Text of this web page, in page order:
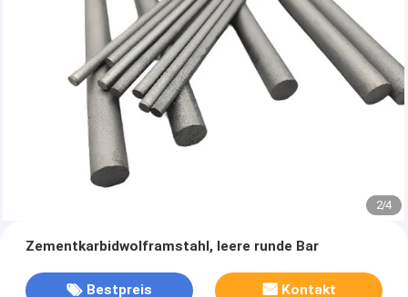
2/4
Zementkarbidwolframstahl, leere runde Bar
Bestpreis Kontakt